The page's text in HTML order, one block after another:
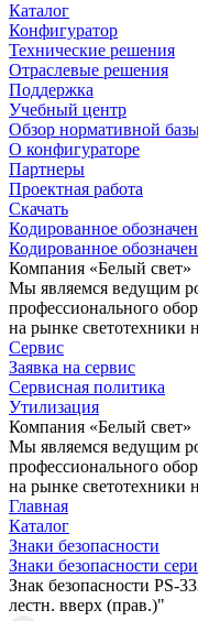
Каталог
Конфигуратор
Технические решения
Отраслевые решения
Поддержка
Учебный центр
Обзор нормативной
О конфигураторе
Партнеры
Проектная работа
Скачать
Кодированное
Кодированное
Компания «Белый свет»
Мы являемся ведущим
профессионального
на рынке
Сервис
Заявка на сервис
Сервисная политика
Утилизация
Компания «Белый свет»
Мы являемся ведущим
профессионального
на рынке
Главная
Каталог
Знаки безопасности
Знаки безопасности
Знак безопасности PS-
лестн. вверх (прав.)"